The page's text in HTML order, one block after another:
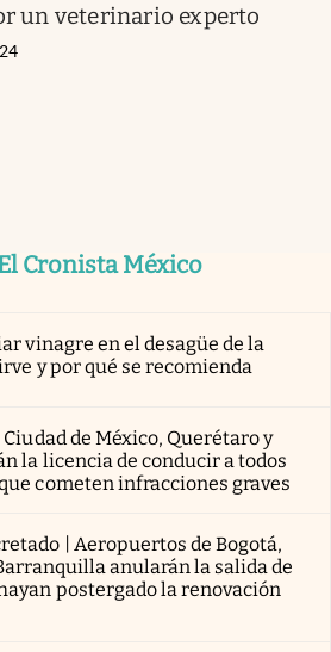
un veterinario experto
Cronista México
vinagre en el desagüe de la
y por qué se recomienda
de México, Querétaro y
la licencia de conducir a todos
cometen infracciones graves
| Aeropuertos de Bogotá,
anularán la salida de
postergado la renovación